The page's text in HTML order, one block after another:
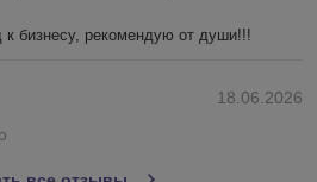
бизнесу, рекомендую от души!!!
18.06.2026